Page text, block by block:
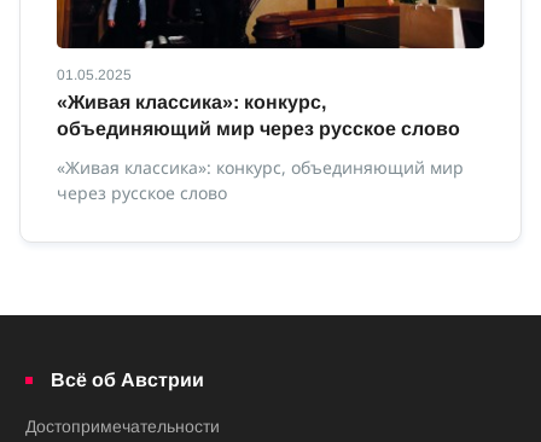
01.05.2025
«Живая классика»: конкурс,
объединяющий мир через русское слово
«Живая классика»: конкурс, объединяющий мир
через русское слово
Всё об Австрии
Достопримечательности